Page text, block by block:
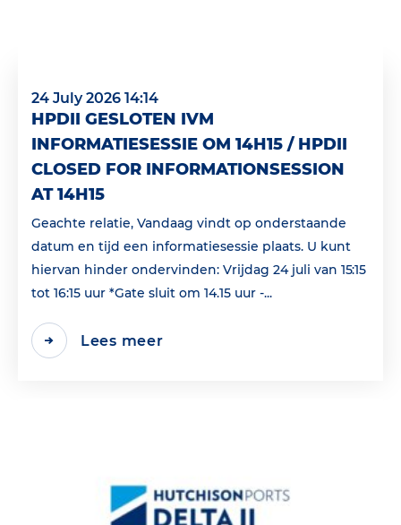
24 July 2026 14:14
HPDII GESLOTEN IVM
INFORMATIESESSIE OM 14H15 / HPDII
CLOSED FOR INFORMATIONSESSION
AT 14H15
Geachte relatie, Vandaag vindt op onderstaande
datum en tijd een informatiesessie plaats. U kunt
hiervan hinder ondervinden: Vrijdag 24 juli van 15:15
tot 16:15 uur *Gate sluit om 14.15 uur -...
Lees meer